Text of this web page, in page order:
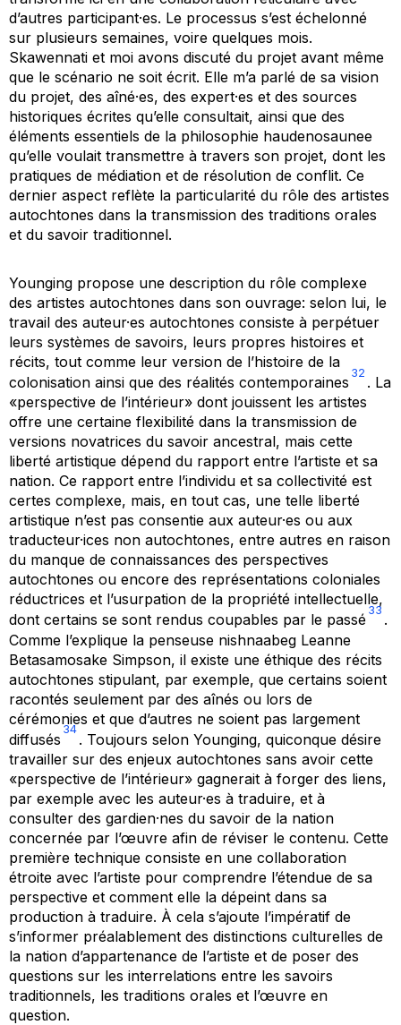
d’autres participant·es. Le processus s’est échelonné
sur plusieurs semaines, voire quelques mois.
Skawennati et moi avons discuté du projet avant même
que le scénario ne soit écrit. Elle m’a parlé de sa vision
du projet, des aîné·es, des expert·es et des sources
historiques écrites qu’elle consultait, ainsi que des
éléments essentiels de la philosophie haudenosaunee
qu’elle voulait transmettre à travers son projet, dont les
pratiques de médiation et de résolution de conflit. Ce
dernier aspect reflète la particularité du rôle des artistes
autochtones dans la transmission des traditions orales
et du savoir traditionnel.
Younging propose une description du rôle complexe
des artistes autochtones dans son ouvrage: selon lui, le
travail des auteur·es autochtones consiste à perpétuer
leurs systèmes de savoirs, leurs propres histoires et
récits, tout comme leur version de l’histoire de la
colonisation ainsi que des réalités contemporaines
32
. La
«perspective de l’intérieur» dont jouissent les artistes
offre une certaine flexibilité dans la transmission de
versions novatrices du savoir ancestral, mais cette
liberté artistique dépend du rapport entre l’artiste et sa
nation. Ce rapport entre l’individu et sa collectivité est
certes complexe, mais, en tout cas, une telle liberté
artistique n’est pas consentie aux auteur·es ou aux
traducteur·ices non autochtones, entre autres en raison
du manque de connaissances des perspectives
autochtones ou encore des représentations coloniales
réductrices et l’usurpation de la propriété intellectuelle,
dont certains se sont rendus coupables par le passé
33
.
Comme l’explique la penseuse nishnaabeg Leanne
Betasamosake Simpson, il existe une éthique des récits
autochtones stipulant, par exemple, que certains soient
racontés seulement par des aînés ou lors de
cérémonies et que d’autres ne soient pas largement
diffusés
34
. Toujours selon Younging, quiconque désire
travailler sur des enjeux autochtones sans avoir cette
«perspective de l’intérieur» gagnerait à forger des liens,
par exemple avec les auteur·es à traduire, et à
consulter des gardien·nes du savoir de la nation
concernée par l’œuvre afin de réviser le contenu. Cette
première technique consiste en une collaboration
étroite avec l’artiste pour comprendre l’étendue de sa
perspective et comment elle la dépeint dans sa
production à traduire. À cela s’ajoute l’impératif de
s’informer préalablement des distinctions culturelles de
la nation d’appartenance de l’artiste et de poser des
questions sur les interrelations entre les savoirs
traditionnels, les traditions orales et l’œuvre en
question.